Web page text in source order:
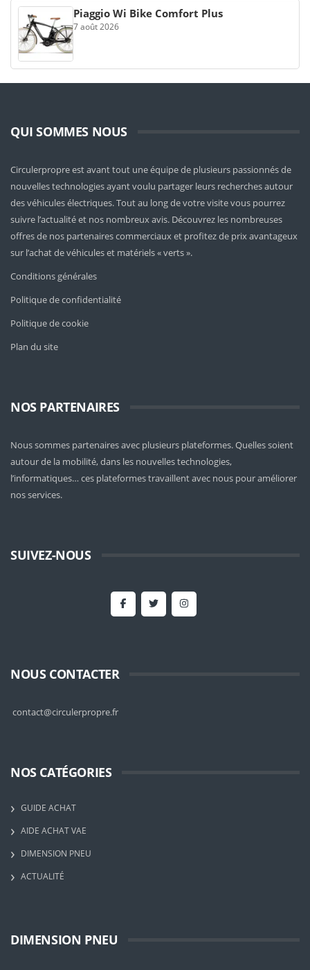
Piaggio Wi Bike Comfort Plus
7 août 2026
QUI SOMMES NOUS
Circulerpropre est avant tout une équipe de plusieurs passionnés de
nouvelles technologies ayant voulu partager leurs recherches autour
des véhicules électriques. Tout au long de votre visite vous pourrez
suivre l’actualité et nos nombreux avis. Découvrez les nombreuses
offres de nos partenaires commerciaux et profitez de prix avantageux
sur l’achat de véhicules et matériels « verts ».
Conditions générales
Politique de confidentialité
Politique de cookie
Plan du site
NOS PARTENAIRES
Nous sommes partenaires avec plusieurs plateformes. Quelles soient
autour de la mobilité, dans les nouvelles technologies,
l’informatiques… ces plateformes travaillent avec nous pour améliorer
nos services.
SUIVEZ-NOUS
NOUS CONTACTER
contact@circulerpropre.fr
NOS CATÉGORIES
GUIDE ACHAT
AIDE ACHAT VAE
DIMENSION PNEU
ACTUALITÉ
DIMENSION PNEU